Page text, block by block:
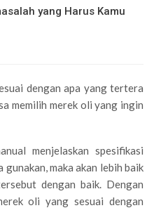
yang Harus Kamu
dengan apa yang tertera
memilih merek oli yang ingin
menjelaskan spesifikasi
maka akan lebih baik
dengan baik. Dengan
oli yang sesuai dengan